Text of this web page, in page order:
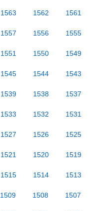
1563 1562 1561
1557 1556 1555
1551 1550 1549
1545 1544 1543
1539 1538 1537
1533 1532 1531
1527 1526 1525
1521 1520 1519
1515 1514 1513
1509 1508 1507